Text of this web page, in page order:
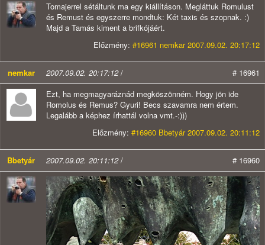
Tomajerrel sétáltunk ma egy kiállításon. Megláttuk Romulust
és Remust és egyszerre mondtuk: Két taxis és szopnak. :)
Majd a Tamás kiment a brifkójáért.
Előzmény: #16961 nemkar 2007.09.02. 20:17:12
nemkar 2007.09.02. 20:17:12/
# 16961
Ezt, ha megmagyaráznád megköszönném. Hogy jön ide
Romolus és Remus? Gyuri! Becs szavamra nem értem.
Legalább a képhez írhattál volna vmt.-:)))
Előzmény: #16960 Bbetyár 2007.09.02. 20:11:12
Bbetyár 2007.09.02. 20:11:12/ # 16960